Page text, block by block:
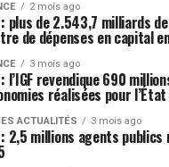
2 mois ago
: plus de 2.543,7 milliards
de dépenses en capital
3 mois ago
: l’IGF revendique 690
réalisées pour
ACTUALITÉS 3 mois ago
: 2,5 millions agents publics